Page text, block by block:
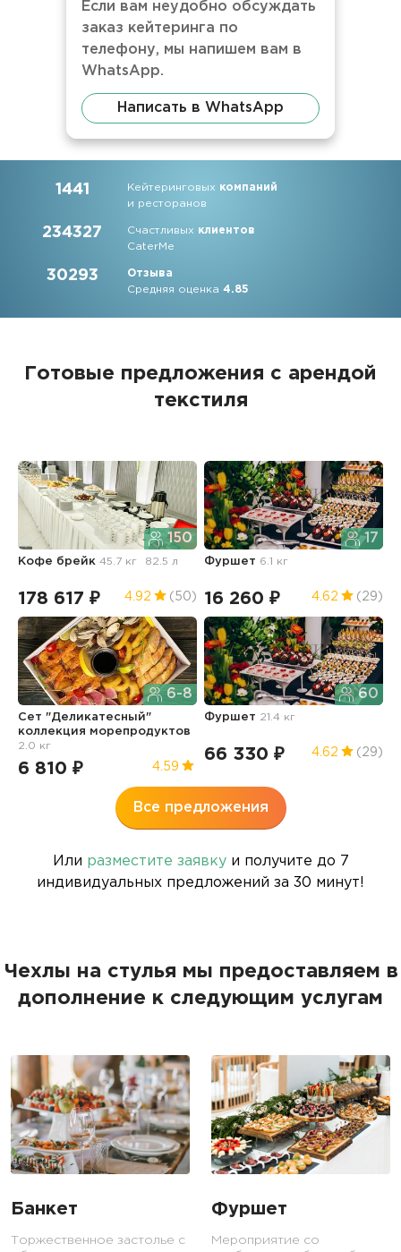
Если вам неудобно обсуждать
заказ кейтеринга по
телефону, мы напишем вам в
WhatsApp.
Написать в WhatsApp
1441 Кейтеринговых компаний
и ресторанов
234327 Счастливых клиентов
CaterMe
30293
Отзыва
Средняя оценка4.85
Готовые предложения с арендой
текстиля
150
Кофе брейк45.7 кг 82.5 л
178 617 ₽ 4.92 (50)
17
Фуршет 6.1 кг
16 260 ₽ 4.62 (29)
6-8
Сет "Деликатесный"
коллекция морепродуктов
2.0 кг
6 810 ₽ 4.59
60
Фуршет 21.4 кг
66 330 ₽ 4.62 (29)
Все предложения
Или разместите заявкуи получите до 7
индивидуальных предложений за 30 минут!
Чехлы на стулья мы предоставляем в
дополнение к следующим услугам
Банкет
Торжественное застолье с
Фуршет
Мероприятие со